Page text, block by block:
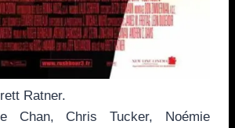
Ratner.
Chan, Chris Tucker, Noémie